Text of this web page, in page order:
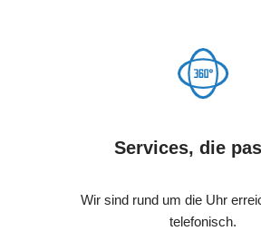
Services, die
Wir sind rund um die Uhr
telefonisch.